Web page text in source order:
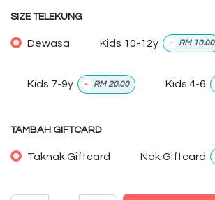
SIZE TELEKUNG
Dewasa Kids 10-12y - RM 10.00
Kids 7-9y - RM 20.00 Kids 4-6
TAMBAH GIFTCARD
Taknak Giftcard Nak Giftcard